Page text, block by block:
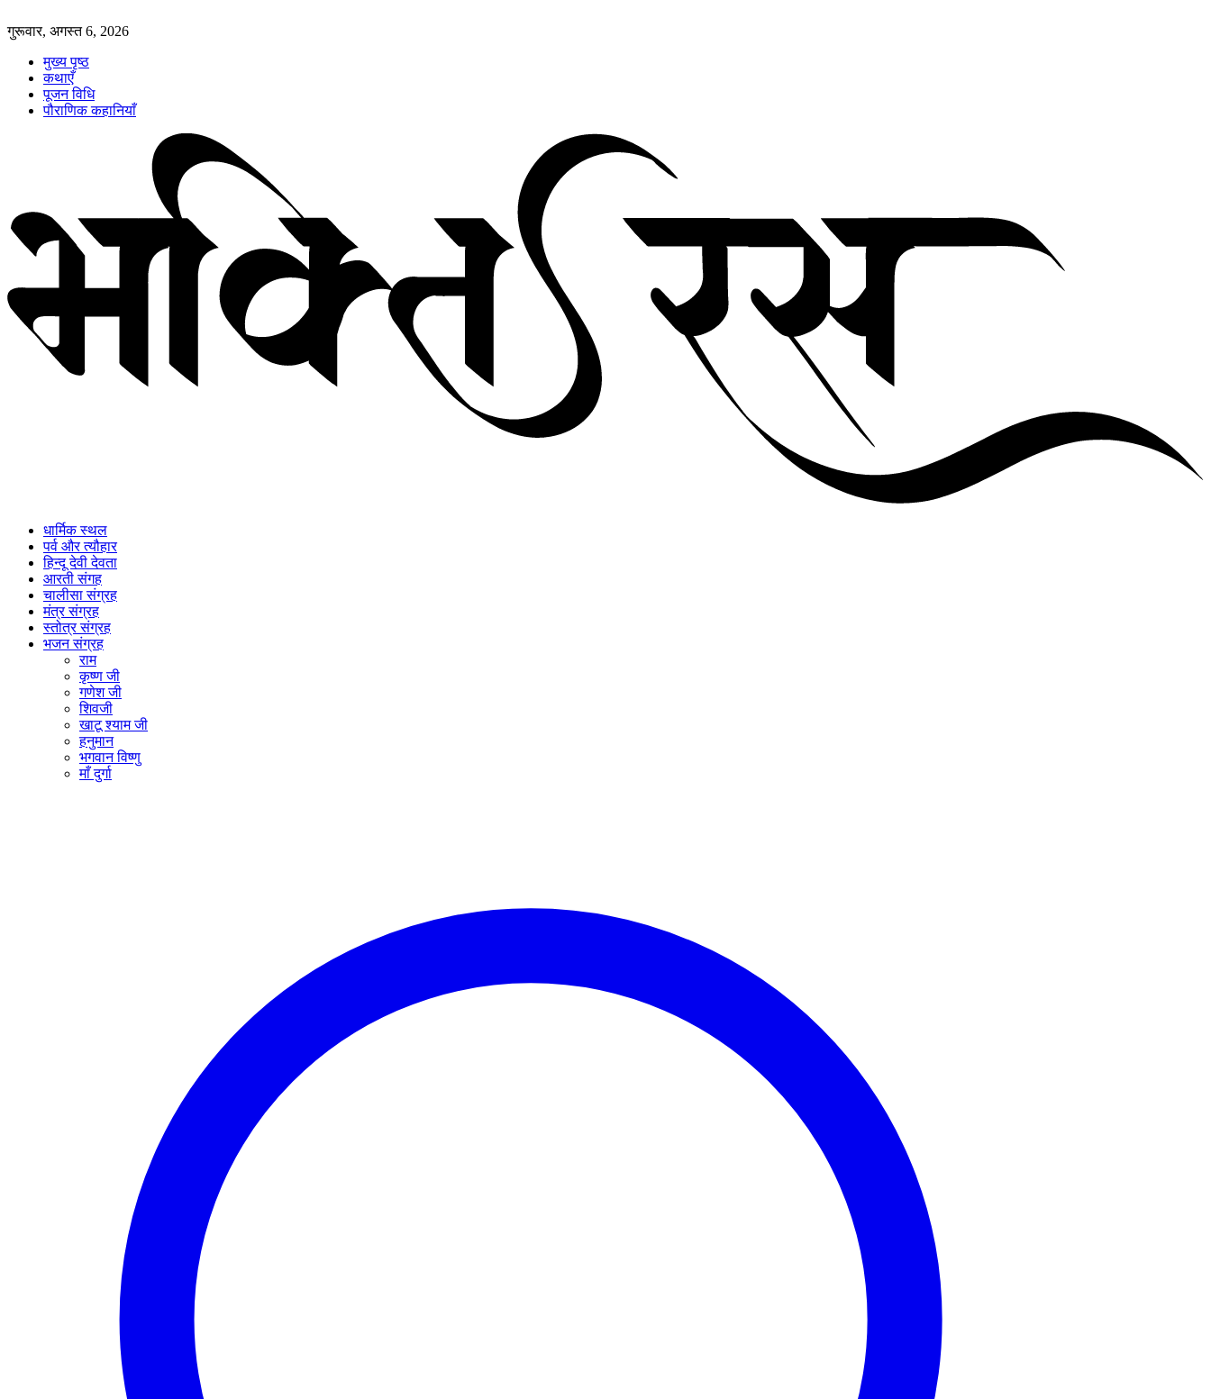
गुरूवार, अगस्त 6, 2026
मुख्य पृष्ठ
कथाएँ
पूजन विधि
पौराणिक कहानियाँ
धार्मिक स्थल
पर्व और त्यौहार
हिन्दू देवी देवता
आरती संगह
चालीसा संग्रह
मंत्र संग्रह
स्तोत्र संग्रह
भजन संग्रह
राम
कृष्ण जी
गणेश जी
शिवजी
खाटू श्याम जी
हनुमान
भगवान विष्णु
माँ दुर्गा